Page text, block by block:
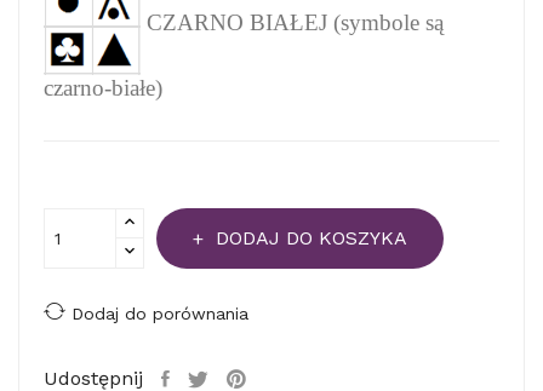
CZARNO BIAŁEJ (symbole są
czarno-białe)
DODAJ DO KOSZYKA
Dodaj do porównania
Udostępnij